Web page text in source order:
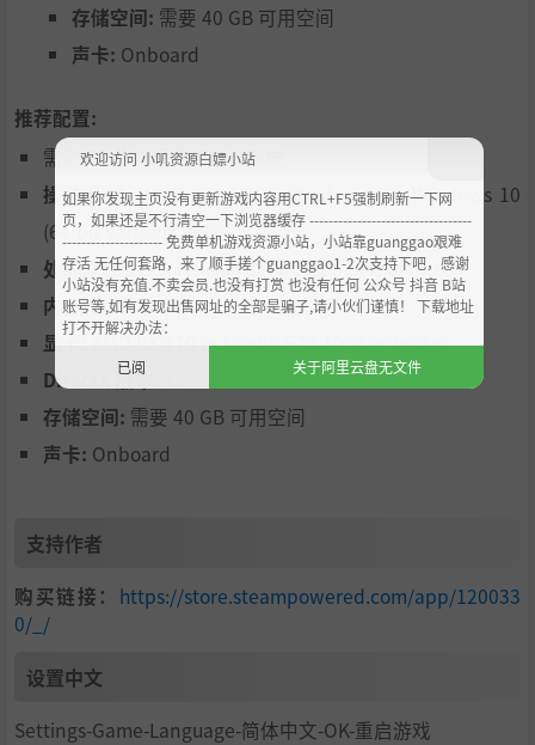
存储空间: 需要 40 GB 可用空间
声卡: Onboard
推荐配置:
需要 64 位处理器和操作系统
操作系统:Windows 7 SP1, Windows 8.1, Windows 10
(64-bit versions only)
处理器:Dual-core Intel or AMD, 2.5 GHz or faster
内存:8 GB RAM
显卡: AMD RX 470 or Nvidia GTX 1050 or better
DirectX 版本:
存储空间: 需要 40 GB 可用空间
声卡: Onboard
支持作者
购买链接： https://store.steampowered.com/app/120033
0/_/
设置中文
Settings-Game-Language-简体中文-OK-重启游戏
欢迎访问 小叽资源白嫖小站
如果你发现主页没有更新游戏内容用CTRL+F5强制刷新一下网
页，如果还是不行清空一下浏览器缓存 ----------------------------------
--------------------- 免费单机游戏资源小站，小站靠guanggao艰难
存活 无任何套路，来了顺手搓个guanggao1-2次支持下吧，感谢
小站没有充值.不卖会员.也没有打赏 也没有任何 公众号 抖音 B站
账号等,如有发现出售网址的全部是骗子,请小伙们谨慎！ 下载地址
打不开解决办法：
已阅
关于阿里云盘无文件